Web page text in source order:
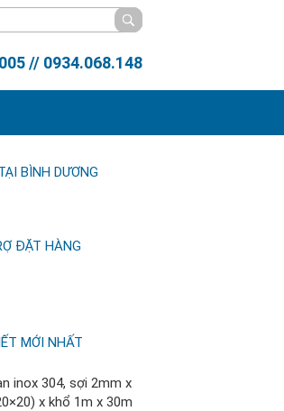
// 0934.068.148
BÌNH DƯƠNG
ĐẶT HÀNG
MỚI NHẤT
inox 304, sợi 2mm x
x khổ 1m x 30m